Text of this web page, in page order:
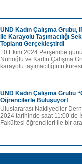
UND Kadın Çalışma Grubu,
ile Karayolu Taşımacılığı
Toplantı Gerçekleştirdi
10 Ekim 2024 Perşembe
Nuhoğlu ve Kadın Çalışma
karayolu taşımacılığının
UND Kadın Çalışma Grubu
Öğrencilerle Buluşuyor!
Uluslararası Nakliyeciler
2024 tarihinde saat 11:00’de
Fakültesi öğrencileri ile bir